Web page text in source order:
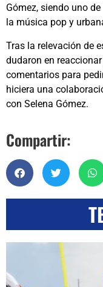
Gómez, siendo uno
la música pop y
Tras la relevación de
dudaron en
comentarios para
hiciera una
con Selena Gómez.
Compartir: